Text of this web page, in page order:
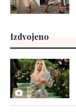
Izdvojeno